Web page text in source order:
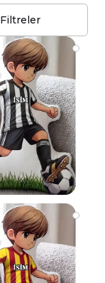
Filtreler